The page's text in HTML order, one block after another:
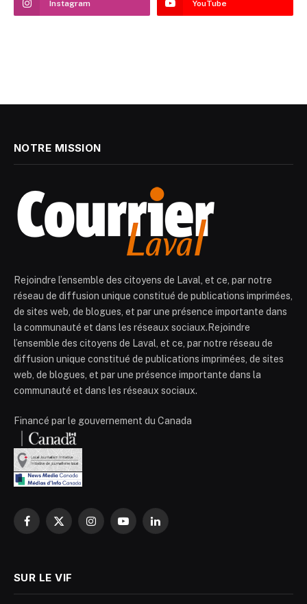
Instagram YouTube
NOTRE MISSION
Rejoindre l’ensemble des citoyens de Laval, et ce, par notre
réseau de diffusion unique constitué de publications imprimées,
de sites web, de blogues, et par une présence importante dans
la communauté et dans les réseaux sociaux.Rejoindre
l’ensemble des citoyens de Laval, et ce, par notre réseau de
diffusion unique constitué de publications imprimées, de sites
web, de blogues, et par une présence importante dans la
communauté et dans les réseaux sociaux.
Financé par le gouvernement du Canada
Facebook
X
InstagramYouTubeLinkedIn
SUR LE VIF